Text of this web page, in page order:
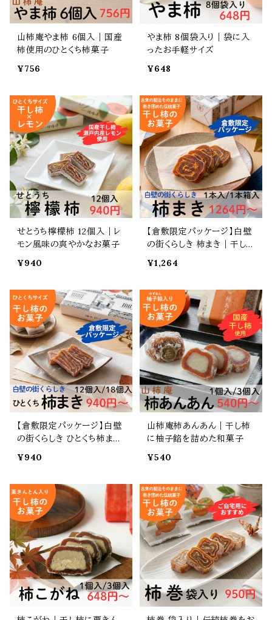
山柿庵やま柿 6個入｜国産
柿使用のひとくち柿菓子
¥756
やま柿 8個袋入り｜袋に入
ったお手軽サイズ
¥648
せとうち檸檬柿 12個入｜レ
モン風味の爽やかなお菓子
¥940
【倉敷限定パッケージ】白壁
の街くらしき 柿まき｜干し
¥1,264
【倉敷限定パッケージ】白壁
の街くらしき ひとくち柿まき
子
¥940
山柿庵柿あんあん｜干し柿
に柚子餡を詰めた和菓子
¥540